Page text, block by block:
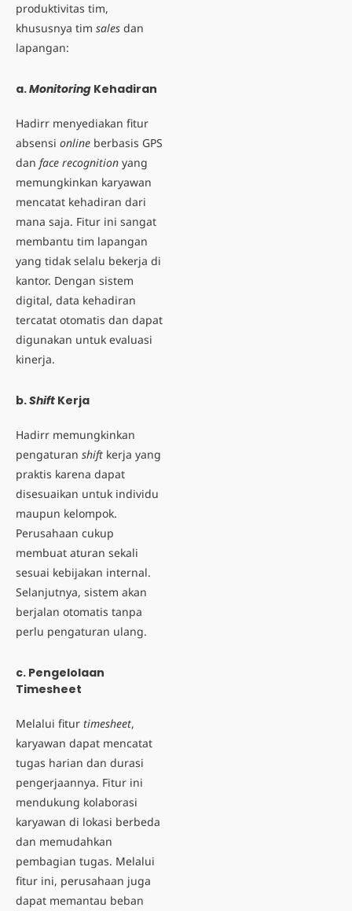
produktivitas tim,
khususnya tim sales dan
lapangan:
a.Monitoring Kehadiran
Hadirr menyediakan fitur
absensi online berbasis GPS
dan face recognition yang
memungkinkan karyawan
mencatat kehadiran dari
mana saja. Fitur ini sangat
membantu tim lapangan
yang tidak selalu bekerja di
kantor. Dengan sistem
digital, data kehadiran
tercatat otomatis dan dapat
digunakan untuk evaluasi
kinerja.
b.Shift Kerja
Hadirr memungkinkan
pengaturan shift kerja yang
praktis karena dapat
disesuaikan untuk individu
maupun kelompok.
Perusahaan cukup
membuat aturan sekali
sesuai kebijakan internal.
Selanjutnya, sistem akan
berjalan otomatis tanpa
perlu pengaturan ulang.
c. Pengelolaan
Timesheet
Melalui fitur timesheet,
karyawan dapat mencatat
tugas harian dan durasi
pengerjaannya. Fitur ini
mendukung kolaborasi
karyawan di lokasi berbeda
dan memudahkan
pembagian tugas. Melalui
fitur ini, perusahaan juga
dapat memantau beban